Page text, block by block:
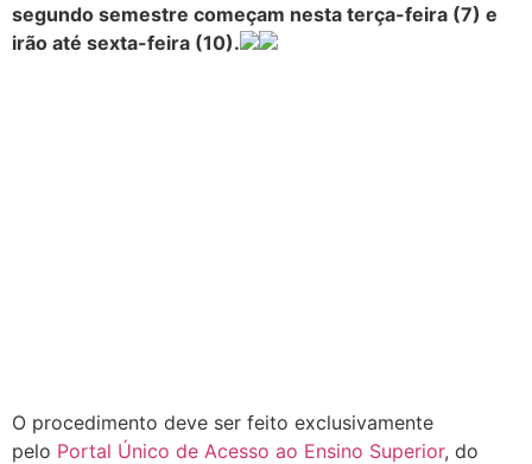
segundo semestre começam nesta terça-feira (7) e
irão até sexta-feira (10).
O procedimento deve ser feito exclusivamente
pelo Portal Único de Acesso ao Ensino Superior, do